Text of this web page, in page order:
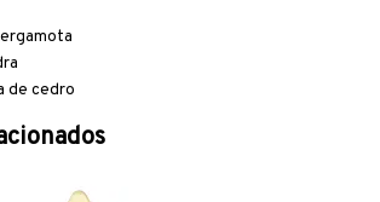
de cedro